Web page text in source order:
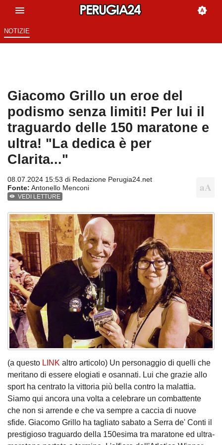
NOTIZIE
Giacomo Grillo un eroe del
podismo senza limiti! Per lui il
traguardo delle 150 maratone e
ultra! "La dedica è per
Clarita..."
08.07.2024 15:53 di Redazione Perugia24.net
Fonte: Antonello Menconi
VEDI LETTURE
(a questo LINK altro articolo) Un personaggio di quelli che
meritano di essere elogiati e osannati. Lui che grazie allo
sport ha centrato la vittoria più bella contro la malattia.
Siamo qui ancora una volta a celebrare un combattente
che non si arrende e che va sempre a caccia di nuove
sfide. Giacomo Grillo ha tagliato sabato a Serra de' Conti il
prestigioso traguardo della 150esima tra maratone ed ultra-